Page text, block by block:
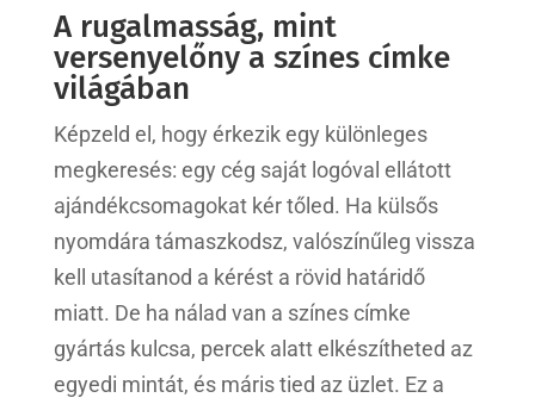
A rugalmasság, mint
versenyelőny a színes címke
világában
Képzeld el, hogy érkezik egy különleges
megkeresés: egy cég saját logóval ellátott
ajándékcsomagokat kér tőled. Ha külsős
nyomdára támaszkodsz, valószínűleg vissza
kell utasítanod a kérést a rövid határidő
miatt. De ha nálad van a színes címke
gyártás kulcsa, percek alatt elkészítheted az
egyedi mintát, és máris tied az üzlet. Ez a